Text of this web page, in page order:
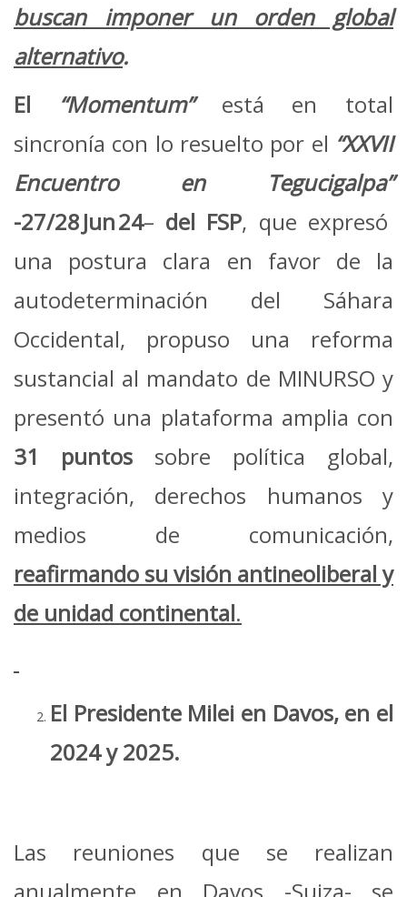
buscan imponer un orden global
alternativo.
El “Momentum”está en total
sincronía con lo resuelto por el “XXVII
Encuentro en Tegucigalpa”
-27/28Jun24– del FSP, que expresó
una postura clara en favor de la
autodeterminación del Sáhara
Occidental, propuso una reforma
sustancial al mandato de MINURSO y
presentó una plataforma amplia con
31 puntos sobre política global,
integración, derechos humanos y
medios de comunicación,
reafirmando su visión antineoliberal y
de unidad continental.
El Presidente Milei en Davos, en el
2024 y 2025.
Las reuniones que se realizan